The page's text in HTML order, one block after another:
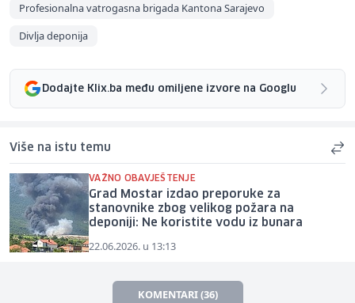
Profesionalna vatrogasna brigada Kantona Sarajevo
Divlja deponija
Dodajte Klix.ba među omiljene izvore na Googlu
Više na istu temu
VAŽNO OBAVJEŠTENJE
Grad Mostar izdao preporuke za
stanovnike zbog velikog požara na
deponiji: Ne koristite vodu iz bunara
22.06.2026. u 13:13
KOMENTARI (36)